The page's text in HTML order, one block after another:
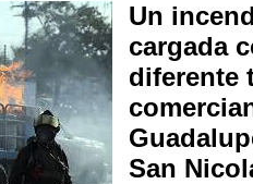
Un
cargada
diferente
San